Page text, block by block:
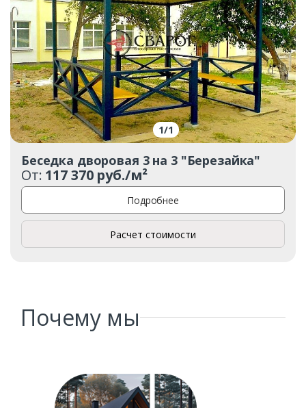
Ваше имя*
1/1
Беседка дворовая 3 на 3 "Березайка"
От: 117 370 руб./м²
Подробнее
Расчет стоимости
Почему мы